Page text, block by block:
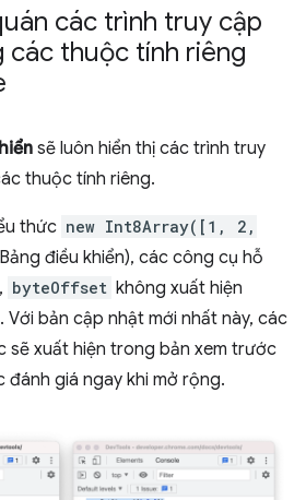
các trình truy cập
các thuộc tính riêng
sẽ luôn hiển thị các trình truy
thuộc tính riêng.
thức new Int8Array([1, 2,
điều khiển), các công cụ hỗ
, byteOffset không xuất hiện
bản cập nhật mới nhất này, các
sẽ xuất hiện trong bản xem trước
giá ngay khi mở rộng.